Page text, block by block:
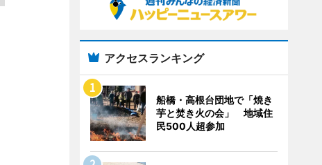
アクセスランキング
船橋・高根台団地で「焼き
芋と焚き火の会」 地域住
民500人超参加